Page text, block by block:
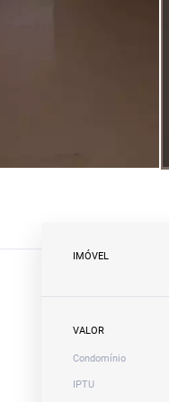
IMÓVEL
VALOR
Condomínio
IPTU